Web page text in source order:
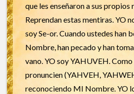
que les enseñaron a sus propios
Reprendan estas mentiras. YO
soy Se-or. Cuando ustedes han
Nombre, han pecado y han
vano. YO soy YAHUVEH. Como
pronuncien (YAHVEH,
reconociendo MI Nombre. YO